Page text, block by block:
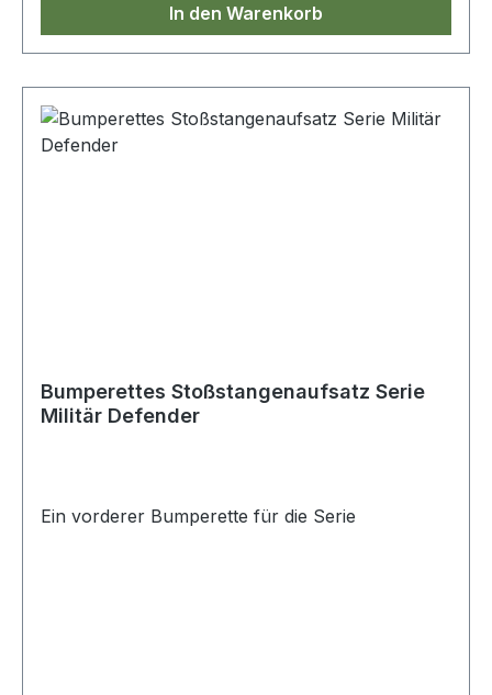
In den Warenkorb
Bumperettes Stoßstangenaufsatz Serie
Militär Defender
Ein vorderer Bumperette für die Serie